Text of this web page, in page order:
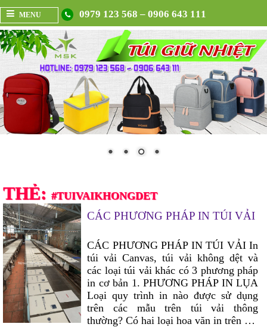
MENU 0979 123 568 – 0906 643 111
THẺ: #TUIVAIKHONGDET
CÁC PHƯƠNG PHÁP IN TÚI VẢI
CÁC PHƯƠNG PHÁP IN TÚI VẢI In
túi vải Canvas, túi vải không dệt và
các loại túi vải khác có 3 phương pháp
in cơ bản 1. PHƯƠNG PHÁP IN LỤA
Loại quy trình in nào được sử dụng
trên các mẫu trên túi vải thông
thường? Có hai loại hoa văn in trên …